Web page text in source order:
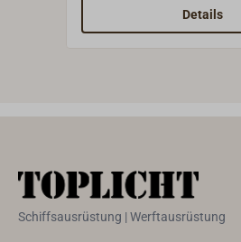
Details
Schiffsausrüstung | Werftausrüstung